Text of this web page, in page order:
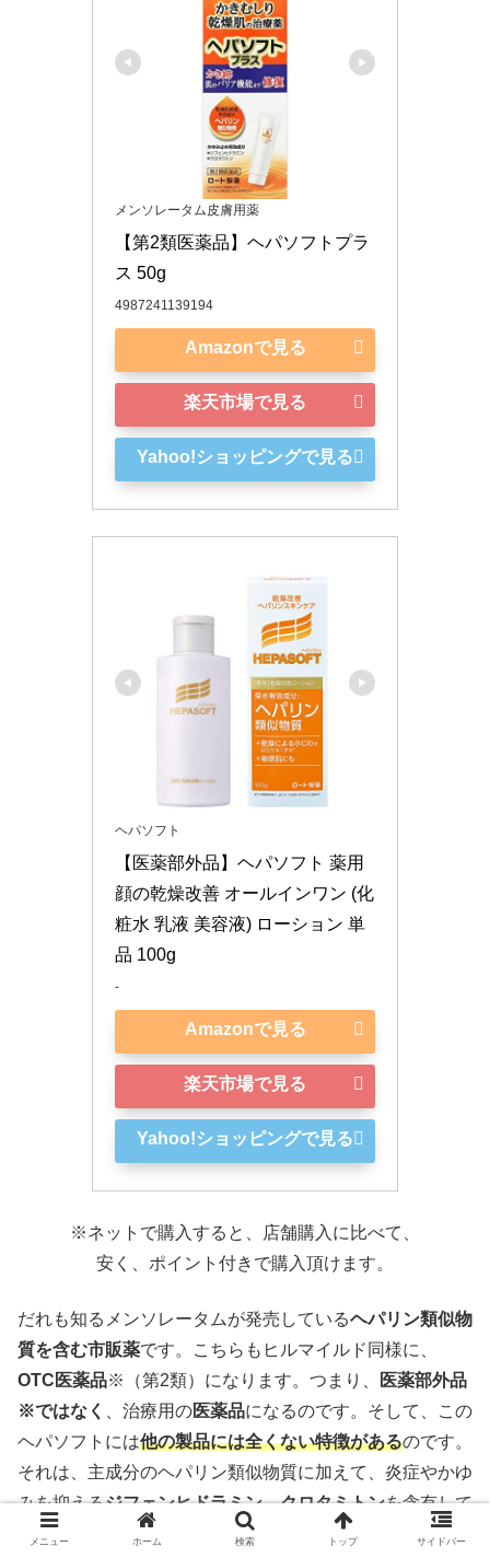
メンソレータム皮膚用薬
【第2類医薬品】ヘパソフトプラ
ス 50g
4987241139194
Amazonで見る
楽天市場で見る
Yahoo!ショッピングで見る
ヘパソフト
【医薬部外品】ヘパソフト 薬用
顔の乾燥改善 オールインワン (化
粧水 乳液 美容液) ローション 単
品 100g
-
Amazonで見る
楽天市場で見る
Yahoo!ショッピングで見る
※ネットで購入すると、店舗購入に比べて、
安く、ポイント付きで購入頂けます。
だれも知るメンソレータムが発売しているヘパリン類似物
質を含む市販薬です。こちらもヒルマイルド同様に、
OTC医薬品※（第2類）になります。つまり、
医薬部外品
※ではなく
、治療用の医薬品になるのです。そして、この
ヘパソフトには他の製品には全くない特徴があるのです。
それは、主成分のヘパリン類似物質に加えて、炎症やかゆ
みを抑えるジフェンヒドラミン、クロタミトンを含有して
いる点でしょう。
に加えて や 炎症
がある場合に
メニュー ホーム 検索 トップ サイドバー